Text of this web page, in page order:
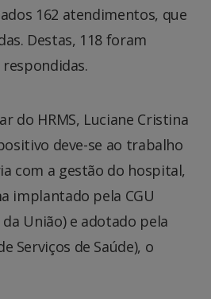
162 atendimentos, que
Destas, 118 foram
do HRMS, Luciane Cristina
deve-se ao trabalho
com a gestão do hospital,
implantado pela CGU
União) e adotado pela
Serviços de Saúde), o